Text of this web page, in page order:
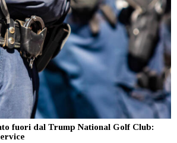
fuori dal Trump National Golf Club: